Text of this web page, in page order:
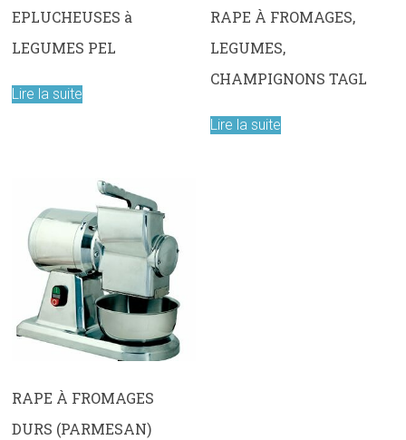
EPLUCHEUSES à
LEGUMES PEL
Lire la suite
RAPE À FROMAGES,
LEGUMES,
CHAMPIGNONS TAGL
Lire la suite
RAPE À FROMAGES
DURS (PARMESAN)